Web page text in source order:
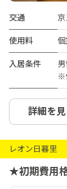
交通
使用料
入居条件
※
詳細を
レオン日暮里
★初期費用